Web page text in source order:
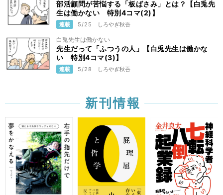
部活顧問が苦悩する「板ばさみ」とは？【白兎先
生は働かない 特別4コマ(2)】
連載 5/25 しろやぎ秋吾
白兎先生は働かない
先生だって「ふつうの人」【白兎先生は働かな
い 特別4コマ(3)】
連載 5/28 しろやぎ秋吾
新刊情報